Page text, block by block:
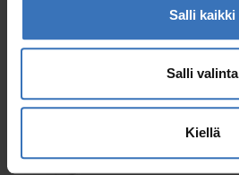
Salli kaikki
Salli valinta
Kiellä